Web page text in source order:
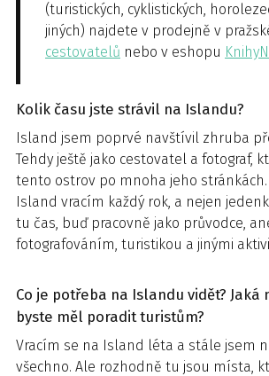
(turistických, cyklistických,
jiných) najdete v prodejně v
cestovatelů nebo v eshopu
Kolik času jste strávil na Islandu?
Island jsem poprvé navštívil zhruba
Tehdy ještě jako cestovatel a fotograf,
tento ostrov po mnoha jeho
Island vracím každý rok, a nejen
tu čas, buď pracovně jako průvodce,
fotografováním, turistikou a jinými
Co je potřeba na Islandu vidět? Jaká
byste měl poradit turistům?
Vracím se na Island léta a stále jsem
všechno. Ale rozhodně tu jsou místa,